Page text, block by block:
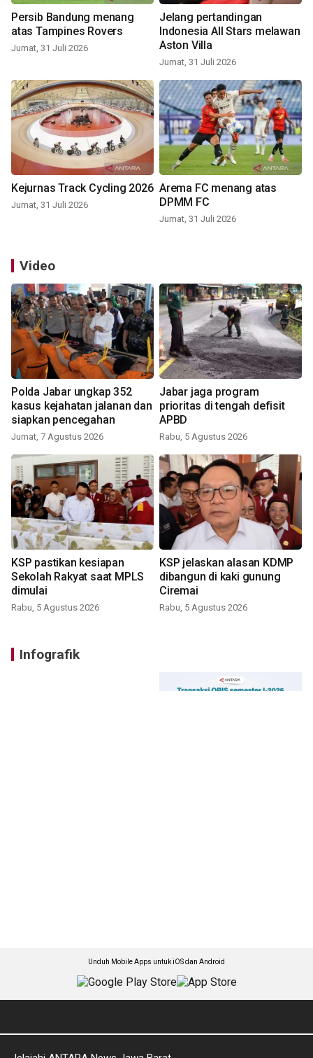
Persib Bandung menang
atas Tampines Rovers
Jumat, 31 Juli 2026
Jelang pertandingan
Indonesia All Stars melawan
Aston Villa
Jumat, 31 Juli 2026
Kejurnas Track Cycling 2026
Jumat, 31 Juli 2026
Arema FC menang atas
DPMM FC
Jumat, 31 Juli 2026
Video
Polda Jabar ungkap 352
kasus kejahatan jalanan dan
siapkan pencegahan
Jumat, 7 Agustus 2026
Jabar jaga program
prioritas di tengah defisit
APBD
Rabu, 5 Agustus 2026
KSP pastikan kesiapan
Sekolah Rakyat saat MPLS
dimulai
Rabu, 5 Agustus 2026
KSP jelaskan alasan KDMP
dibangun di kaki gunung
Ciremai
Rabu, 5 Agustus 2026
Infografik
Unduh Mobile Apps untuk iOS dan Android